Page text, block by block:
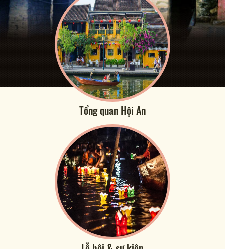
Tổng quan Hội An